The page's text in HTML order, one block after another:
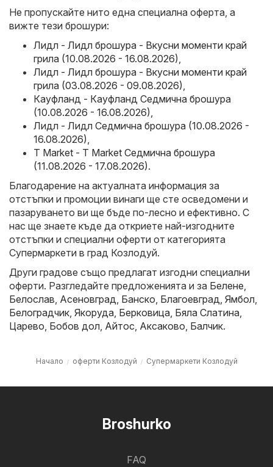
Не пропускайте нито една специална оферта, а
вижте тези брошури:
Лидл - Лидл брошура - Вкусни моменти край
грила (10.08.2026 - 16.08.2026),
Лидл - Лидл брошура - Вкусни моменти край
грила (03.08.2026 - 09.08.2026),
Кауфланд - Кауфланд Седмична брошура
(10.08.2026 - 16.08.2026),
Лидл - Лидл Седмична брошура (10.08.2026 -
16.08.2026),
T Market - T Market Седмична брошура
(11.08.2026 - 17.08.2026).
Благодарение на актуалната информация за
отстъпки и промоции винаги ще сте осведомени и
пазаруването ви ще бъде по-лесно и ефективно. С
нас ще знаете къде да откриете най-изгодните
отстъпки и специални оферти от категорията
Супермаркети в град Козлодуй.
Други градове също предлагат изгодни специални
оферти. Разгледайте предложенията и за Белене,
Белослав, Асеновград, Банско, Благоевград, Ямбол,
Белоградчик, Якоруда, Берковица, Бяла Слатина,
Царево, Бобов дол, Айтос, Аксаково, Балчик.
Начало оферти Козлодуй Супермаркети Козлодуй
Broshurko
FAQ